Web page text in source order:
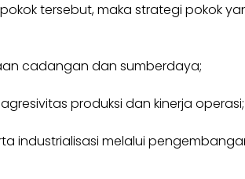
tersebut, maka strategi pokok
cadangan dan sumberdaya;
produksi dan kinerja operasi;
industrialisasi melalui